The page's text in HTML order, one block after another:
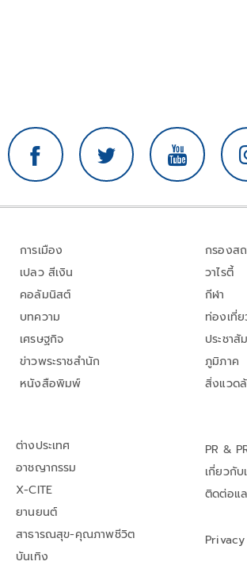
การเมือง
เปลว สีเงิน
คอลัมนิสต์
บทความ
เศรษฐกิจ
ข่าวพระราชสำนัก
หนังสือพิมพ์
กรองส
วาไรตี้
กีฬา
ท่องเที่
ประชา
ภูมิภาค
สิ่งแวด
ต่างประเทศ
อาชญากรรม
X-CITE
ยานยนต์
สาธารณสุข-คุณภาพชีวิต
บันเทิง
PR &
เกี่ยวกับ
ติดต่อแ